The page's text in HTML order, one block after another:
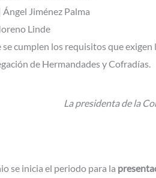
| Ángel Jiménez Palma
Linde
cumplen los requisitos que
de Hermandades y Cofradías.
La presidenta de la
se inicia el periodo para la